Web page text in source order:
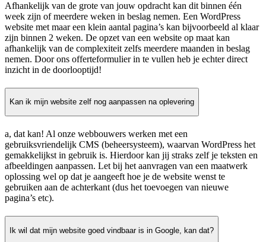
Afhankelijk van de grote van jouw opdracht kan dit binnen één
week zijn of meerdere weken in beslag nemen. Een WordPress
website met maar een klein aantal pagina’s kan bijvoorbeeld al klaar
zijn binnen 2 weken. De opzet van een website op maat kan
afhankelijk van de complexiteit zelfs meerdere maanden in beslag
nemen. Door ons offerteformulier in te vullen heb je echter direct
inzicht in de doorlooptijd!
Kan ik mijn website zelf nog aanpassen na oplevering
a, dat kan! Al onze webbouwers werken met een
gebruiksvriendelijk CMS (beheersysteem), waarvan WordPress het
gemakkelijkst in gebruik is. Hierdoor kan jij straks zelf je teksten en
afbeeldingen aanpassen. Let bij het aanvragen van een maatwerk
oplossing wel op dat je aangeeft hoe je de website wenst te
gebruiken aan de achterkant (dus het toevoegen van nieuwe
pagina’s etc).
Ik wil dat mijn website goed vindbaar is in Google, kan dat?